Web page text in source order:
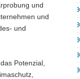
und
und
und
Potenzial,